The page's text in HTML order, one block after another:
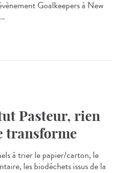
Goalkeepers à New
Pasteur, rien
transforme
à trier le papier/carton, le
les biodéchets issus de la